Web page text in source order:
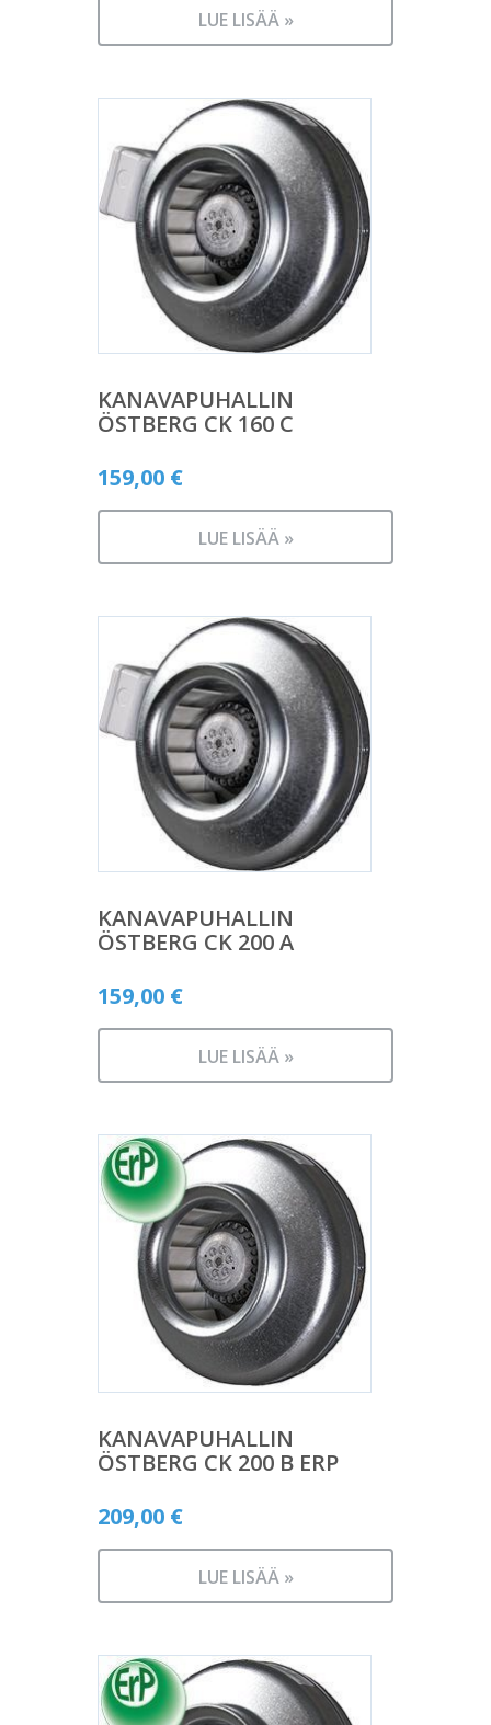
LUE LISÄÄ »
KANAVAPUHALLIN
ÖSTBERG CK 160 C
159,00 €
LUE LISÄÄ »
KANAVAPUHALLIN
ÖSTBERG CK 200 A
159,00 €
LUE LISÄÄ »
KANAVAPUHALLIN
ÖSTBERG CK 200 B ERP
209,00 €
LUE LISÄÄ »